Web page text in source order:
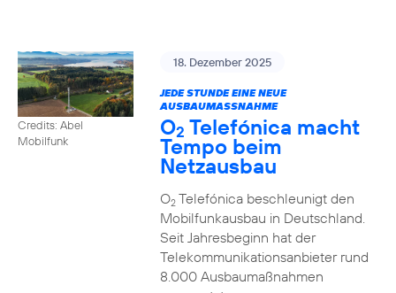
Credits: Abel
Mobilfunk
18. Dezember 2025
JEDE STUNDE EINE NEUE
AUSBAUMASSNAHME
O2 Telefónica macht
Tempo beim
Netzausbau
O2Telefónica beschleunigt den
Mobilfunkausbau in Deutschland.
Seit Jahresbeginn hat der
Telekommunikationsanbieter rund
8.000 Ausbaumaßnahmen